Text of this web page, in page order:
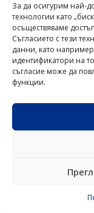
За да осигурим най-
технологии като
осъществяваме
Съгласието с тези
данни, като
идентификатори на
съгласие може да
функции.